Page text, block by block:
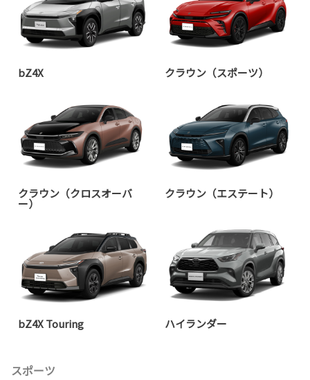
bZ4X クラウン（スポーツ）
クラウン（クロスオーバ
ー）
クラウン（エステート）
bZ4X Touring ハイランダー
スポーツ